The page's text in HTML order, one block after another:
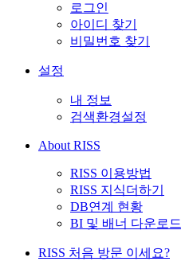
로그인
아이디 찾기
비밀번호 찾기
설정
내 정보
검색환경설정
About RISS
RISS 이용방법
RISS 지식더하기
DB연계 현황
BI 및 배너 다운로드
RISS 처음 방문 이세요?